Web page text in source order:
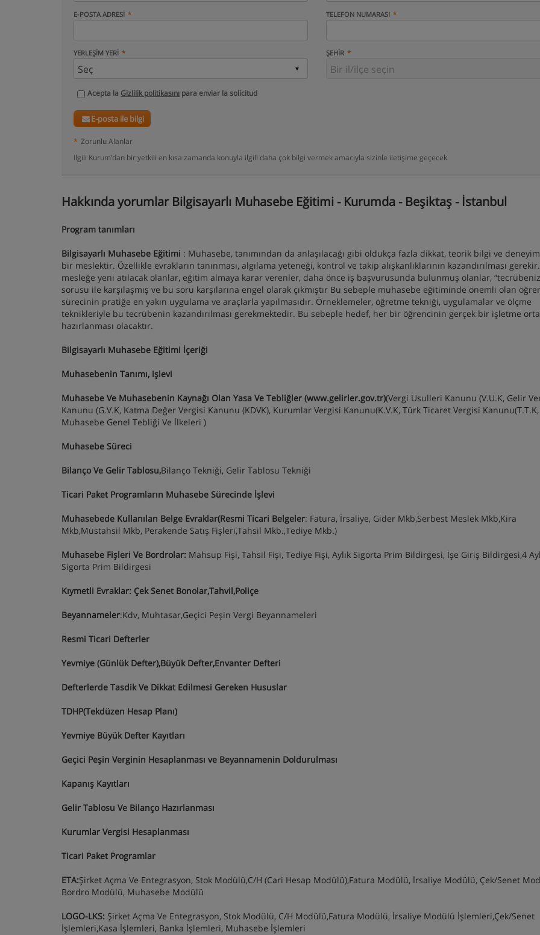
E-POSTA ADRESI TELEFON NUMARASI
YERLEŞIM YERI ŞEHIR
Acepta la Gizlilik politikasını para enviar la solicitud
E-posta ile bilgi
* Zorunlu Alanlar
Ilgili Kurum’dan bir yetkili en kısa zamanda konuyla ilgili daha çok bilgi vermek amacıyla sizinle iletişime geçecek
Hakkında yorumlar Bilgisayarlı Muhasebe Eğitimi - Kurumda - Beşiktaş - İstanbul
Program tanımları
Bilgisayarlı Muhasebe Eğitimi : Muhasebe, tanımından da anlaşılacağı gibi oldukça fazla dikkat, teorik bilgi ve
bir meslektir. Özellikle evrakların tanınması, algılama yeteneği, kontrol ve takip alışkanlıklarının kazandırılması
mesleğe yeni atılacak olanlar, eğitim almaya karar verenler, daha önce iş başvurusunda bulunmuş olanlar, “tecrübeniz
sorusu ile karşılaşmış ve bu soru karşılarına engel olarak çıkmıştır Bu sebeple muhasebe eğitiminde önemli olan
sürecinin pratiğe en yakın uygulama ve araçlarla yapılmasıdır. Örneklemeler, öğretme tekniği, uygulamalar ve ölçme
teknikleriyle bu tecrübenin kazandırılması gerekmektedir. Bu sebeple hedef, her bir öğrencinin gerçek bir işletme
hazırlanması olacaktır.
Bilgisayarlı Muhasebe Eğitimi İçeriği
Muhasebenin Tanımı, işlevi
Muhasebe Ve Muhasebenin Kaynağı Olan Yasa Ve Tebliğler (www.gelirler.gov.tr)(Vergi Usulleri Kanunu (V.U.K, Gelir
Kanunu (G.V.K, Katma Değer Vergisi Kanunu (KDVK), Kurumlar Vergisi Kanunu(K.V.K, Türk Ticaret Vergisi Kanunu(T.T.K,
Muhasebe Genel Tebliği Ve İlkeleri )
Muhasebe Süreci
Bilanço Ve Gelir Tablosu,Bilanço Tekniği, Gelir Tablosu Tekniği
Ticari Paket Programların Muhasebe Sürecinde İşlevi
Muhasebede Kullanılan Belge Evraklar(Resmi Ticari Belgeler: Fatura, İrsaliye, Gider Mkb,Serbest Meslek Mkb,Kira
Mkb,Müstahsil Mkb, Perakende Satış Fişleri,Tahsil Mkb.,Tediye Mkb.)
Muhasebe Fişleri Ve Bordrolar: Mahsup Fişi, Tahsil Fişi, Tediye Fişi, Aylık Sigorta Prim Bildirgesi, İşe Giriş Bildirgesi,4
Sigorta Prim Bildirgesi
Kıymetli Evraklar: Çek Senet Bonolar,Tahvil,Poliçe
Beyannameler:Kdv, Muhtasar,Geçici Peşin Vergi Beyannameleri
Resmi Ticari Defterler
Yevmiye (Günlük Defter),Büyük Defter,Envanter Defteri
Defterlerde Tasdik Ve Dikkat Edilmesi Gereken Hususlar
TDHP(Tekdüzen Hesap Planı)
Yevmiye Büyük Defter Kayıtları
Geçici Peşin Verginin Hesaplanması ve Beyannamenin Doldurulması
Kapanış Kayıtları
Gelir Tablosu Ve Bilanço Hazırlanması
Kurumlar Vergisi Hesaplanması
Ticari Paket Programlar
ETA:Şirket Açma Ve Entegrasyon, Stok Modülü,C/H (Cari Hesap Modülü),Fatura Modülü, İrsaliye Modülü, Çek/Senet
Bordro Modülü, Muhasebe Modülü
LOGO-LKS: Şirket Açma Ve Entegrasyon, Stok Modülü, C/H Modülü,Fatura Modülü, İrsaliye Modülü İşlemleri,Çek/Senet
İşlemleri,Kasa İşlemleri, Banka İşlemleri, Muhasebe İşlemleri